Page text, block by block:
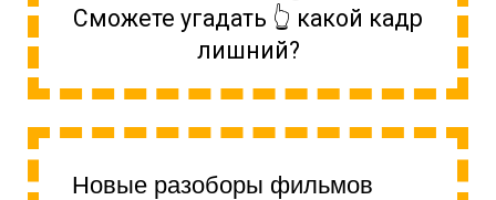
Сможете угадать 👆 какой кадр
лишний?
Новые разоборы фильмов